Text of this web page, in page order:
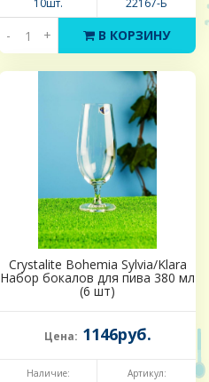
10шт. 22167-Б
- + В КОРЗИНУ
Crystalite Bohemia Sylvia/Klara
Набор бокалов для пива 380 мл
(6 шт)
Цена: 1146руб.
Наличие: Артикул: